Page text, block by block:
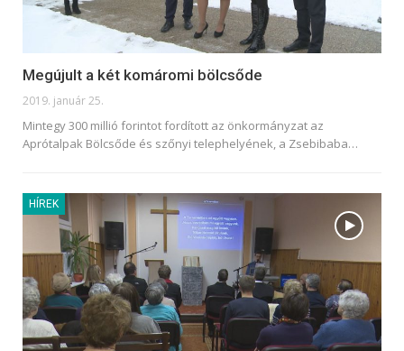
Megújult a két komáromi bölcsőde
2019. január 25.
Mintegy 300 millió forintot fordított az önkormányzat az
Aprótalpak Bölcsőde és szőnyi telephelyének, a Zsebibaba…
HÍREK